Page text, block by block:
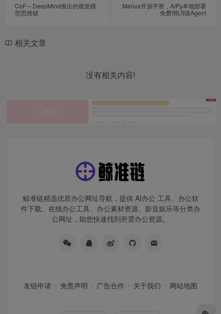
CoF – DeepMind推出的视觉模
型思维链
Manus开源平替，AiPy本地部署
免费用L5级Agent
相关文章
没有相关内容!
鲸准链精选优质办公网址导航，提供 AI办公 工具、办公软
件下载、在线办公工具、办公素材资源、影音娱乐等分类办
公网址，助您快速找到所需办公资源。
友链申请 免责声明 广告合作 关于我们 网站地图